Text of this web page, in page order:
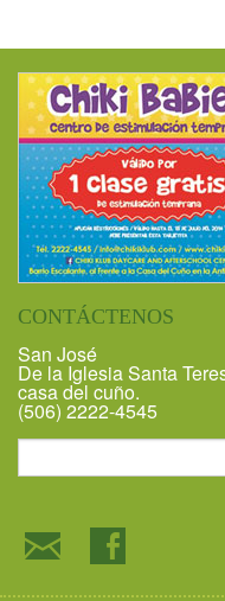
CONTÁCTENOS
San José
De la Iglesia Santa
casa del cuño.
(506) 2222-4545